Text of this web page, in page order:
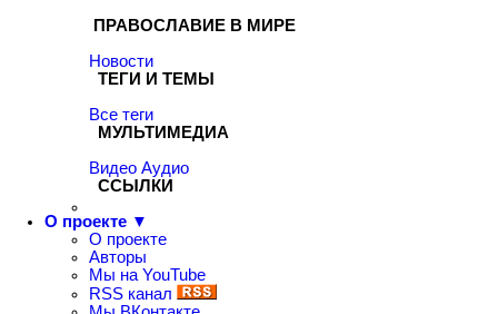
ПРАВОСЛАВИЕ В МИРЕ
Новости
ТЕГИ И ТЕМЫ
Все теги
МУЛЬТИМЕДИА
Видео Аудио
ССЫЛКИ
О проекте ▼
О проекте
Авторы
Мы на YouTube
RSS канал